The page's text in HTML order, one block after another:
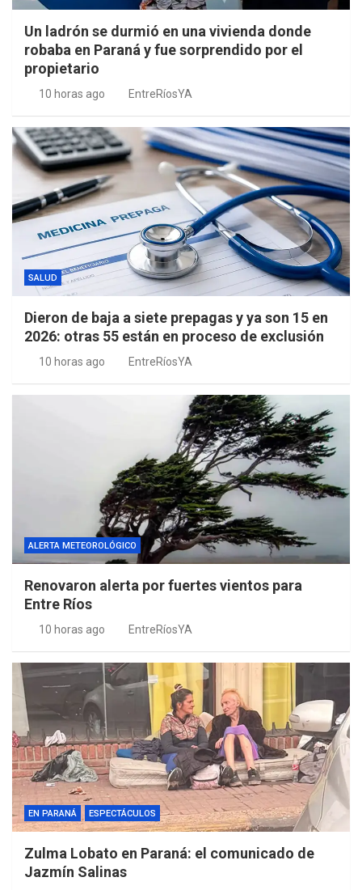
Un ladrón se durmió en una vivienda donde
robaba en Paraná y fue sorprendido por el
propietario
10 horas ago EntreRíosYA
SALUD
Dieron de baja a siete prepagas y ya son 15 en
2026: otras 55 están en proceso de exclusión
10 horas ago EntreRíosYA
ALERTA METEOROLÓGICO
Renovaron alerta por fuertes vientos para
Entre Ríos
10 horas ago EntreRíosYA
EN PARANÁ ESPECTÁCULOS
Zulma Lobato en Paraná: el comunicado de
Jazmín Salinas